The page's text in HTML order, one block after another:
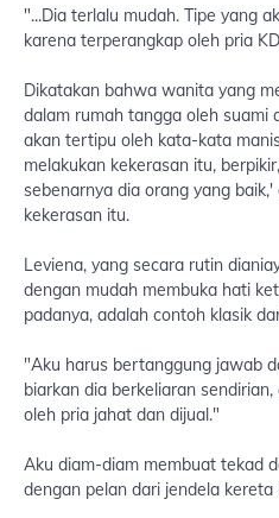
"...Dia terlalu mudah. Tipe yang
karena terperangkap oleh pria
Dikatakan bahwa wanita yang
dalam rumah tangga oleh suami
akan tertipu oleh kata-kata
melakukan kekerasan itu,
sebenarnya dia orang yang
kekerasan itu.
Leviena, yang secara rutin
dengan mudah membuka hati
padanya, adalah contoh klasik
"Aku harus bertanggung jawab
biarkan dia berkeliaran
oleh pria jahat dan dijual."
Aku diam-diam membuat tekad
dengan pelan dari jendela kereta